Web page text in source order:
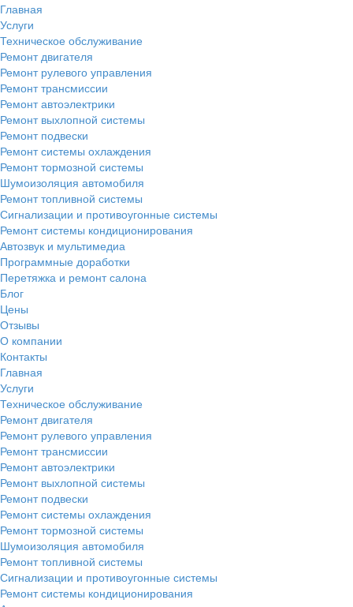
Главная
Услуги
Техническое обслуживание
Ремонт двигателя
Ремонт рулевого управления
Ремонт трансмиссии
Ремонт автоэлектрики
Ремонт выхлопной системы
Ремонт подвески
Ремонт системы охлаждения
Ремонт тормозной системы
Шумоизоляция автомобиля
Ремонт топливной системы
Сигнализации и противоугонные системы
Ремонт системы кондиционирования
Автозвук и мультимедиа
Программные доработки
Перетяжка и ремонт салона
Блог
Цены
Отзывы
О компании
Контакты
Главная
Услуги
Техническое обслуживание
Ремонт двигателя
Ремонт рулевого управления
Ремонт трансмиссии
Ремонт автоэлектрики
Ремонт выхлопной системы
Ремонт подвески
Ремонт системы охлаждения
Ремонт тормозной системы
Шумоизоляция автомобиля
Ремонт топливной системы
Сигнализации и противоугонные системы
Ремонт системы кондиционирования